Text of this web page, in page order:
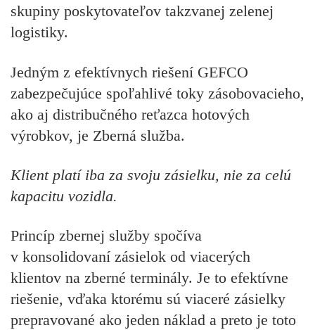
skupiny poskytovateľov takzvanej zelenej
logistiky.
Jedným z efektívnych riešení GEFCO
zabezpečujúce spoľahlivé toky zásobovacieho,
ako aj distribučného reťazca hotových
výrobkov, je Zberná služba.
Klient platí iba za svoju zásielku, nie za celú
kapacitu vozidla.
Princíp zbernej služby spočíva
v konsolidovaní zásielok od viacerých
klientov na zberné terminály. Je to efektívne
riešenie, vďaka ktorému sú viaceré zásielky
prepravované ako jeden náklad a preto je toto